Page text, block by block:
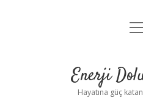
Yasal
Enerji
Hayatına güç